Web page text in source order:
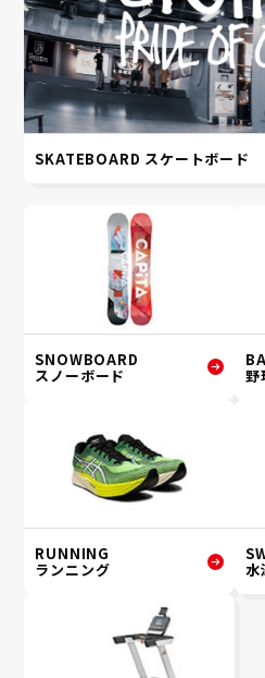
SKATEBOARD スケートボード
SNOWBOARD
スノーボード 野
RUNNING
ランニング 水